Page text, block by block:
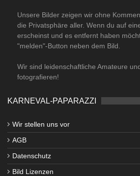
Unsere Bilder zeigen wir ohne
die Privatsphäre aller. Wenn du auf
erscheinst und es entfernt haben
"melden"-Button neben dem Bild.
Wir sind leidenschaftliche Amateure
fotografieren!
KARNEVAL-PAPARAZZI
Wir stellen uns vor
AGB
Datenschutz
Bild Lizenzen